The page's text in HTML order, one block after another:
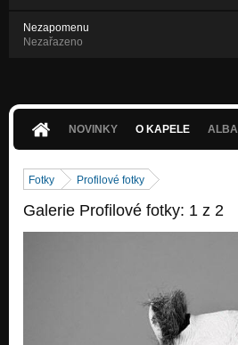
Nezapomenu
Nezařazeno
NOVINKY O KAPELE ALBA
Fotky Profilové fotky
Galerie Profilové fotky: 1 z 2